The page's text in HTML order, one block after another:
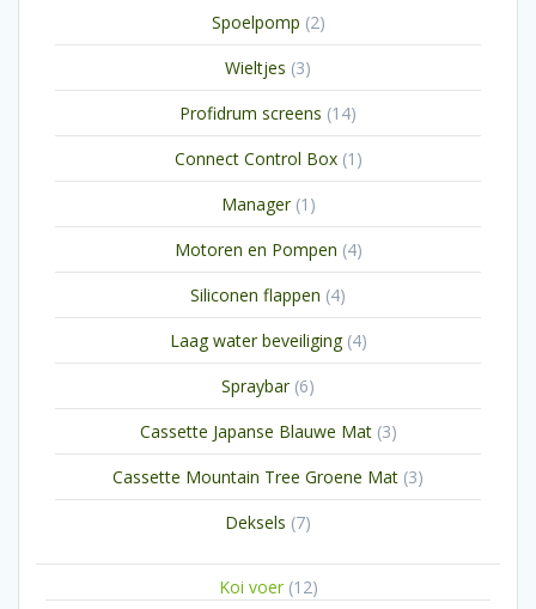
Spoelpomp 22
producten
Wieltjes 33
producten
Profidrum screens 1414
producten
Connect Control Box 1 1
product
Manager 1 1
product
Motoren en Pompen 44
producten
Siliconen flappen 44
producten
Laag water beveiliging 44
producten
Spraybar 66
producten
Cassette Japanse Blauwe Mat 33
producten
Cassette Mountain Tree Groene Mat 33
producten
Deksels 77
Koi voer 1212